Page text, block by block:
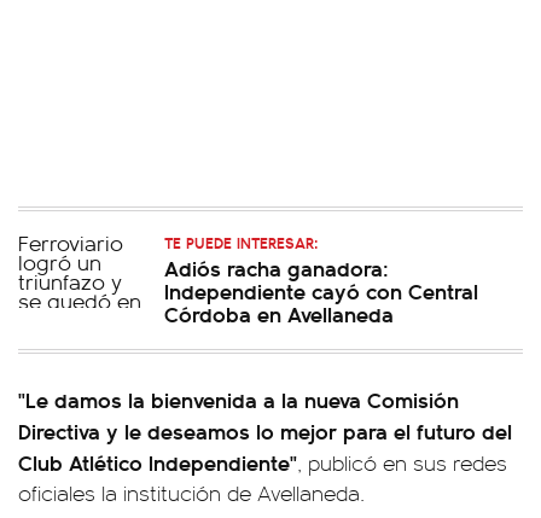
TE PUEDE INTERESAR:
Adiós racha ganadora:
Independiente cayó con Central
Córdoba en Avellaneda
"Le damos la bienvenida a la nueva Comisión
Directiva y le deseamos lo mejor para el futuro del
Club Atlético Independiente", publicó en sus redes
oficiales la institución de Avellaneda.